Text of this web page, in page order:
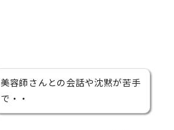
美容師さんとの会話や沈黙が苦手
で・・